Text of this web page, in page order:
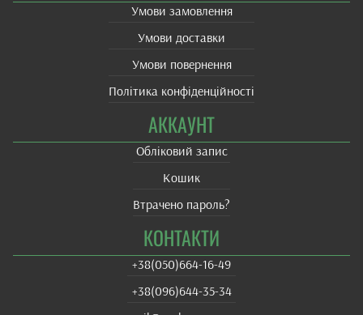
Умови замовлення
Умови доставки
Умови повернення
Політика конфіденційності
АККАУНТ
Обліковий запис
Кошик
Втрачено пароль?
КОНТАКТИ
+38(‎050)664-16-49
+38‎(096)644-35-34